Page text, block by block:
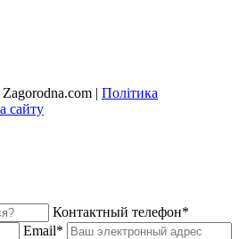
| Політика
сайту
Контактный телефон*
Email*